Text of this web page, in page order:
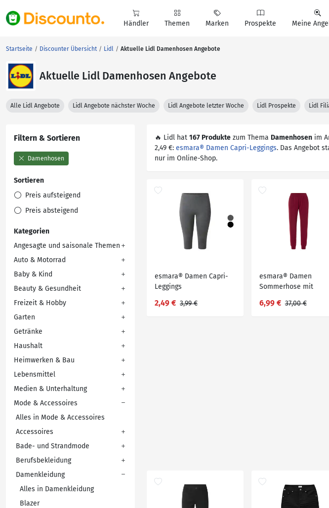
Händler Themen Marken Prospekte Meine
Startseite Discounter Übersicht Lidl Aktuelle Lidl Damenhosen Angebote
Aktuelle Lidl Damenhosen Angebote
Alle Lidl Angebote Lidl Angebote nächster Woche Lidl Angebote letzter Woche Lidl Prospekte Lidl
Filtern & Sortieren
Damenhosen
Sortieren
Preis aufsteigend
Preis absteigend
Kategorien
Angesagte und saisonale Themen
Auto & Motorrad
Baby & Kind
Beauty & Gesundheit
Freizeit & Hobby
Garten
Getränke
Haushalt
Heimwerken & Bau
Lebensmittel
Medien & Unterhaltung
Mode & Accessoires
Alles in Mode & Accessoires
Accessoires
Bade- und Strandmode
Berufsbekleidung
Damenkleidung
Alles in Damenkleidung
Blazer
🔥 Lidl hat 167 Produkte zum Thema Damenhosen im
2,49 €: esmara® Damen Capri-Leggings. Das Angebot
nur im Online-Shop.
esmara® Damen Capri-
Leggings
2,49 € 3,99 €
esmara® Damen
Sommerhose mit
6,99 € 37,00 €